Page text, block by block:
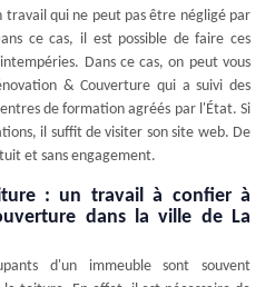
qui ne peut pas être négligé par
ce cas, il est possible de faire ces
Dans ce cas, on peut vous
& Couverture qui a suivi des
de formation agréés par l'État. Si
il suffit de visiter son site web. De
et sans engagement.
: un travail à confier à
dans la ville de La
d'un immeuble sont souvent